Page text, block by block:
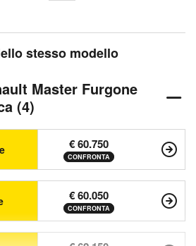
stesso modello
Master Furgone
(4)
€ 60.750
CONFRONTA
€ 60.050
CONFRONTA